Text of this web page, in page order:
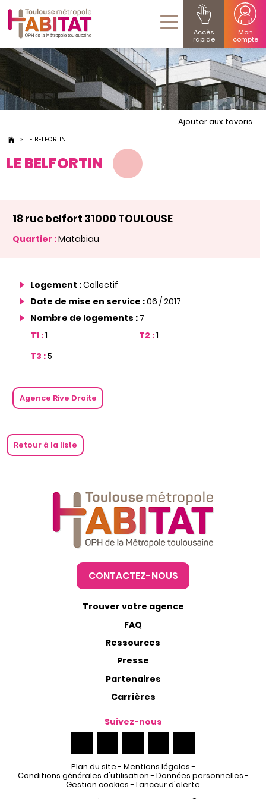
Accès
rapide
Mon
compte
LE BELFORTIN
Ajouter aux favoris
LE BELFORTIN
18 rue belfort 31000 TOULOUSE
Quartier :Matabiau
Logement :Collectif
Date de mise en service :06 / 2017
Nombre de logements : 7
T1 :1 T2 :1
T3 :5
Agence Rive Droite
Retour à la liste
CONTACTEZ-NOUS
Trouver votre agence
FAQ
Ressources
Presse
Partenaires
Carrières
Suivez-nous
Plan du site- Mentions légales-
Conditions générales d'utilisation- Données personnelles-
Gestion cookies- Lanceur d'alerte